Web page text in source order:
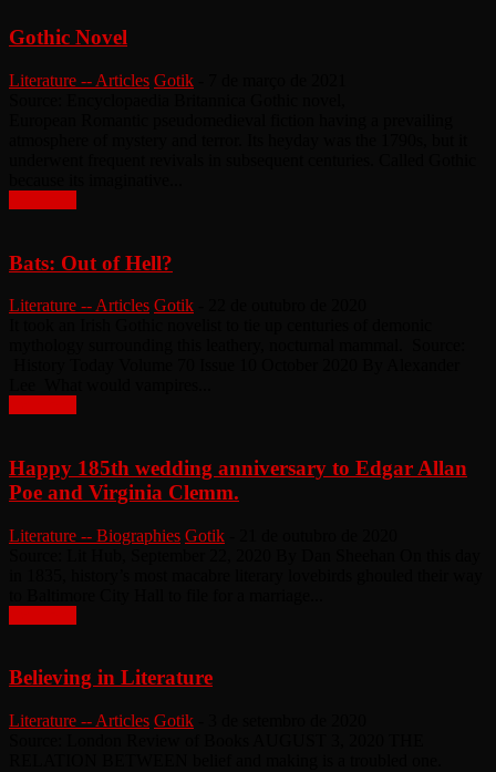
Gothic Novel
Literature -- Articles Gotik
Bats: Out of Hell?
Literature -- Articles Gotik
Happy 185th wedding anniversary to Edgar Allan
Poe and Virginia Clemm.
Literature -- Biographies Gotik
Believing in Literature
Literature -- Articles Gotik